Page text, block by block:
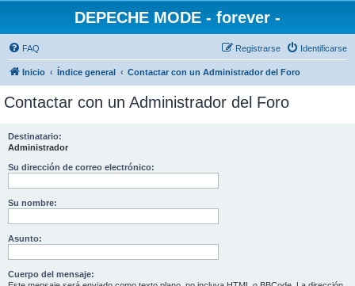
DEPECHE MODE - forever -
FAQ Identificarse
Registrarse
Inicio Índice general Contactar con un Administrador del Foro
Contactar con un Administrador del Foro
Destinatario:
Administrador
Su dirección de correo electrónico:
Su nombre:
Asunto:
Cuerpo del mensaje: